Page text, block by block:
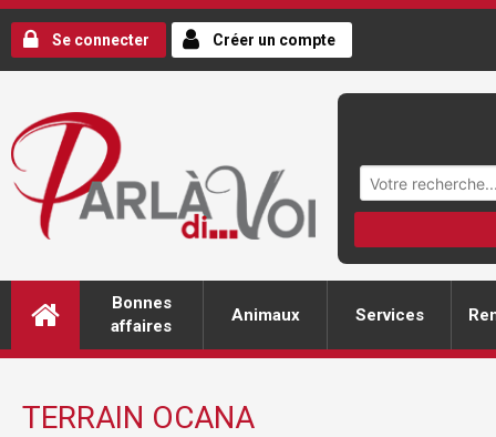
Se connecter Créer un compte
Bonnes
affaires
Animaux Services
TERRAIN OCANA